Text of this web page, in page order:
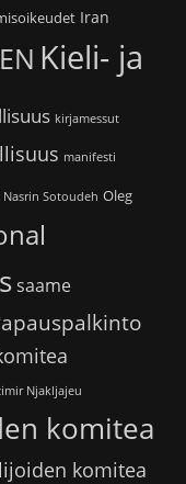
Iran
Kieli- ja
kirjamessut
manifesti
Nasrin Sotoudeh Oleg
saame
Njakljajeu
komitea
komitea